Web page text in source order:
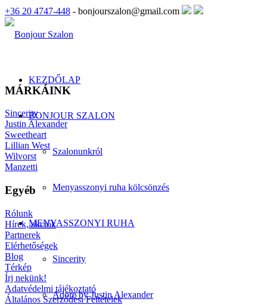
+36 20 4747-448 - bonjourszalon@gmail.com
KEZDŐLAP
BONJOUR SZALON
Szalonunkról
Menyasszonyi ruha kölcsönzés
MENYASSZONYI RUHA
Sincerity
Adore by Justin Alexander
MÁRKÁINK
Sincerity
Justin Alexander
Sweetheart
Lillian West
Wilvorst
Manzetti
Egyéb
Rólunk
Hírek, akciók
Partnerek
Elérhetőségek
Blog
Térkép
Írj nekünk!
Adatvédelmi tájékoztató
Általános Szerződési Feltételek